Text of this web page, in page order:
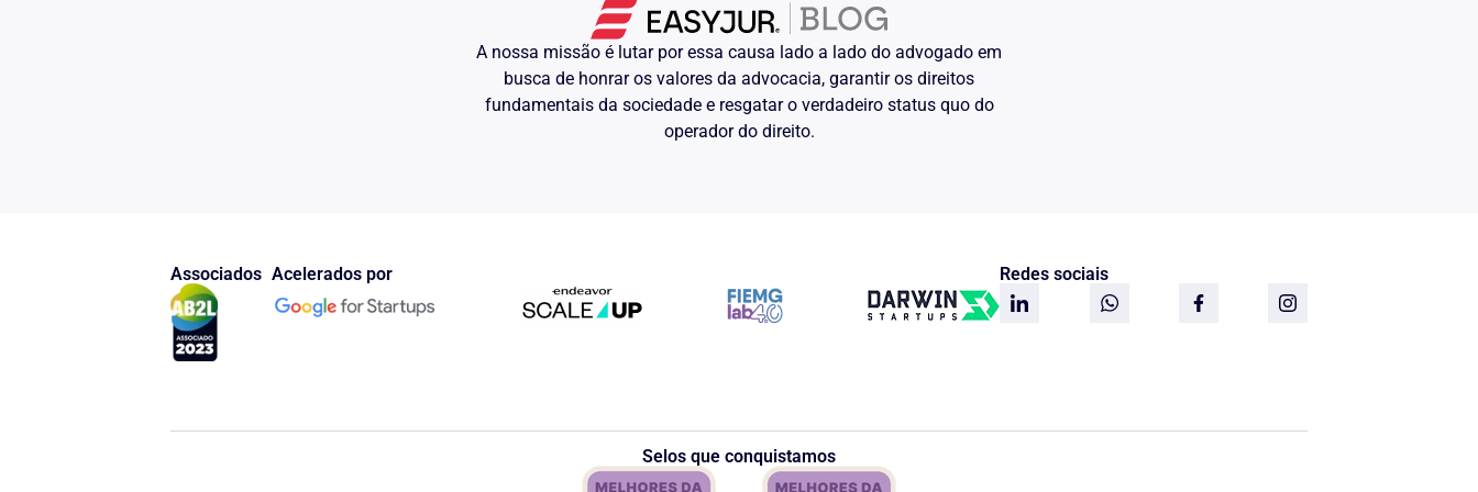
ao Pronto Atendimento no Bairro Patronato, nesta cidade, de onde o Autor foi transferido
ao Hospital Universitário de Santa Maria, realizou cirurgia para reconstituição dos nervos
e restauração dos dedos e permaneceu internado por três dias.
Mesmo ciente da paupérrima situação de vida do Recorrente, o Recorrido não forneceu
nenhuma ajuda com recursos para compra da medicação e deslocamento ao HUSM para
realização de curativos, tampouco providenciou a regularização da situação empregatícia
Ainda é preciso ter em vista que o Recorrente jamais recuperará seu estado anterior ao
acidente, estando condenado a viver para sempre com um membro deformado e
parcialmente incapacitado para o trabalho, o que por si só já gera um abalo considerável
na imagem e auto-estima do indivíduo.
Em que pese constatada pelo Juízo a ocorrência de danos graves ao Autor, o quantum
A desconsideração e desrespeito do Recorrido pelo Recorrente, machucado e desprovido
de condições dignas de sobrevivência não podem ser tidos como mero dissabor da vida
A nossa missão é lutar por essa causa lado a lado do advogado em
busca de honrar os valores da advocacia, garantir os direitos
fundamentais da sociedade e resgatar o verdadeiro status quo do
operador do direito.
Associados Acelerados por Redes sociais
Selos que conquistamos